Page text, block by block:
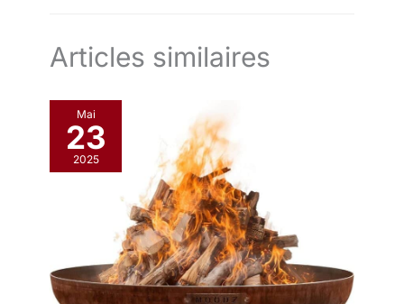
Articles similaires
Mai
23
2025